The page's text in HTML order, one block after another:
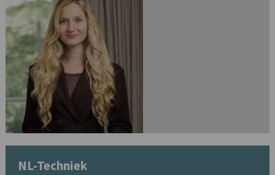
NL-Techniek